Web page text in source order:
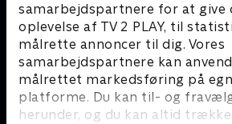
samarbejdspartnere for at give
oplevelse af TV 2 PLAY, til
målrette annoncer til dig. Vores
samarbejdspartnere kan
målrettet markedsføring på
platforme. Du kan til- og
herunder, og du kan altid
Top Dog
Krimi & Spænding • 1 sæsoner